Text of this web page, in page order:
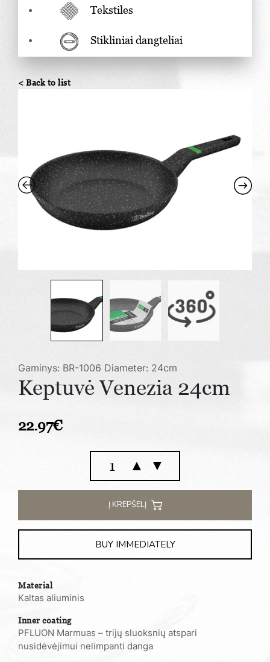
Tekstiles
Stikliniai dangteliai
< Back to list
Gaminys: BR-1006 Diameter: 24cm
Keptuvė Venezia 24cm
22.97€
produkto
Keptuvė
Venezia
24cm
▲ ▼
Į KREPŠELĮ
BUY IMMEDIATELY
Material
Kaltas aliuminis
Inner coating
PFLUON Marmuas – trijų sluoksnių atspari
nusidėvėjimui nelimpanti danga